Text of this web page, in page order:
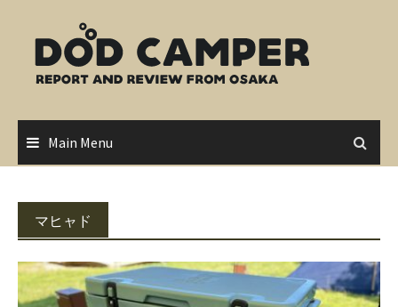
content
Main Menu
マヒャド